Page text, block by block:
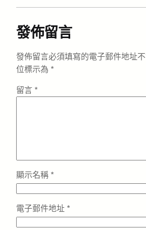
發佈留言
發佈留言必須填寫的電子郵件地址不
位標示為 *
留言 *
顯示名稱 *
電子郵件地址 *